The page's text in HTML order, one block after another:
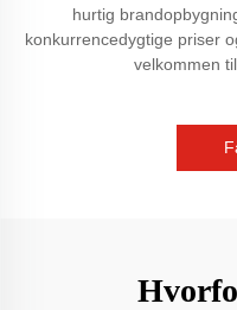
hurtig
konkurrencedygtige priser
velkommen